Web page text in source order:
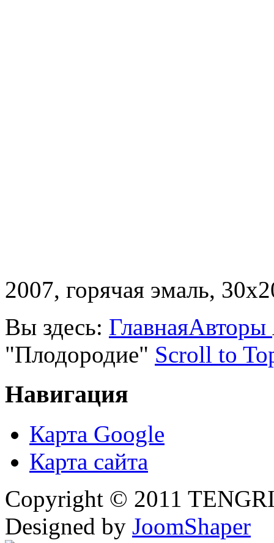
2007, горячая эмаль,
Вы здесь: ГлавнаяАвторы
"Плодородие" Scroll to
Навигация
Карта Google
Карта сайта
Copyright © 2011
Designed by JoomShaper